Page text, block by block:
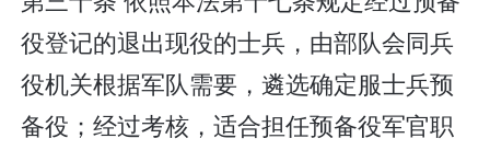
役登记的退出现役的士兵，由部队会同兵
役机关根据军队需要，遴选确定服士兵预
备役；经过考核，适合担任预备役军官职